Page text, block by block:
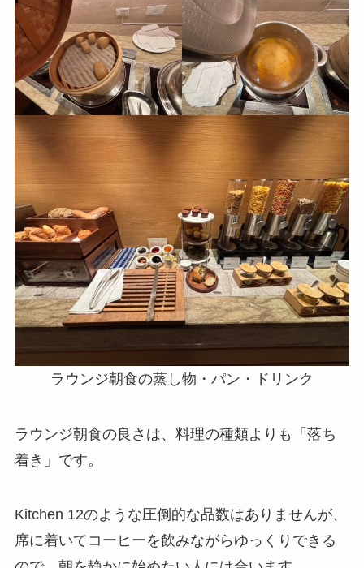
ラウンジ朝食の蒸し物・パン・ドリンク
ラウンジ朝食の良さは、料理の種類よりも「落ち
着き」です。
Kitchen 12のような圧倒的な品数はありませんが、
席に着いてコーヒーを飲みながらゆっくりできる